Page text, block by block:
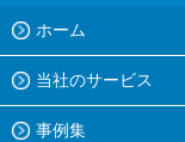
ホーム
当社のサービス
事例集